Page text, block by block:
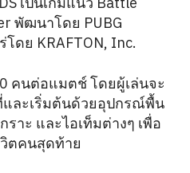
พัฒนาโดย PUBG
ดย KRAFTON, Inc.
คนต่อแมตช์ โดยผู้เล่นจะ
ละเริ่มต้นด้วยอุปกรณ์พื้น
าะ และไอเท็มต่างๆ เพื่อ
ตคนสุดท้าย